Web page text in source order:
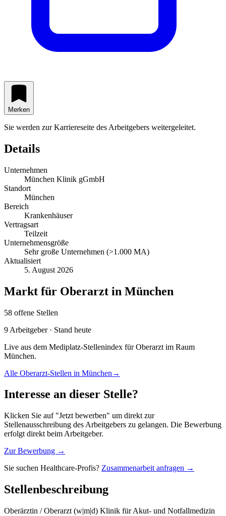
Merken
Sie werden zur Karriereseite des Arbeitgebers weitergeleitet.
Details
Unternehmen
München Klinik gGmbH
Standort
München
Bereich
Krankenhäuser
Vertragsart
Teilzeit
Unternehmensgröße
Sehr große Unternehmen (>1.000 MA)
Aktualisiert
5. August 2026
Markt für Oberarzt in München
58 offene Stellen
9 Arbeitgeber · Stand heute
Live aus dem Mediplatz-Stellenindex fürOberarzt im Raum
München.
Alle Oberarzt-Stellen in München →
Interesse an dieser Stelle?
Klicken Sie auf "Jetzt bewerben" um direkt zur
Stellenausschreibung des Arbeitgebers zu gelangen. Die Bewerbung
erfolgt direkt beim Arbeitgeber.
Zur Bewerbung →
Sie suchen Healthcare-Profis? Zusammenarbeit anfragen →
Stellenbeschreibung
Oberärztin / Oberarzt (w|m|d) Klinik für Akut- und Notfallmedizin